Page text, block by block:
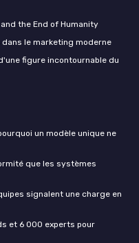
the End of Humanity
le marketing moderne
figure incontournable du
un modèle unique ne
que les systèmes
signalent une charge en
et 6 000 experts pour